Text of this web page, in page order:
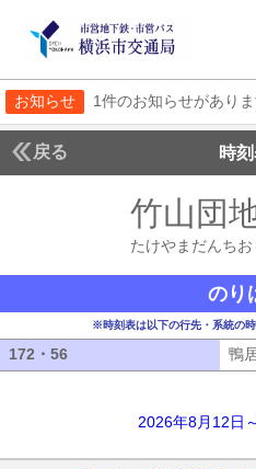
お知らせ 1件のお知らせがあり
戻る 時
竹山団
たけやまだんち
のり
※時刻表は以下の行先・系統の
172・56 鴨
2026年8月12日